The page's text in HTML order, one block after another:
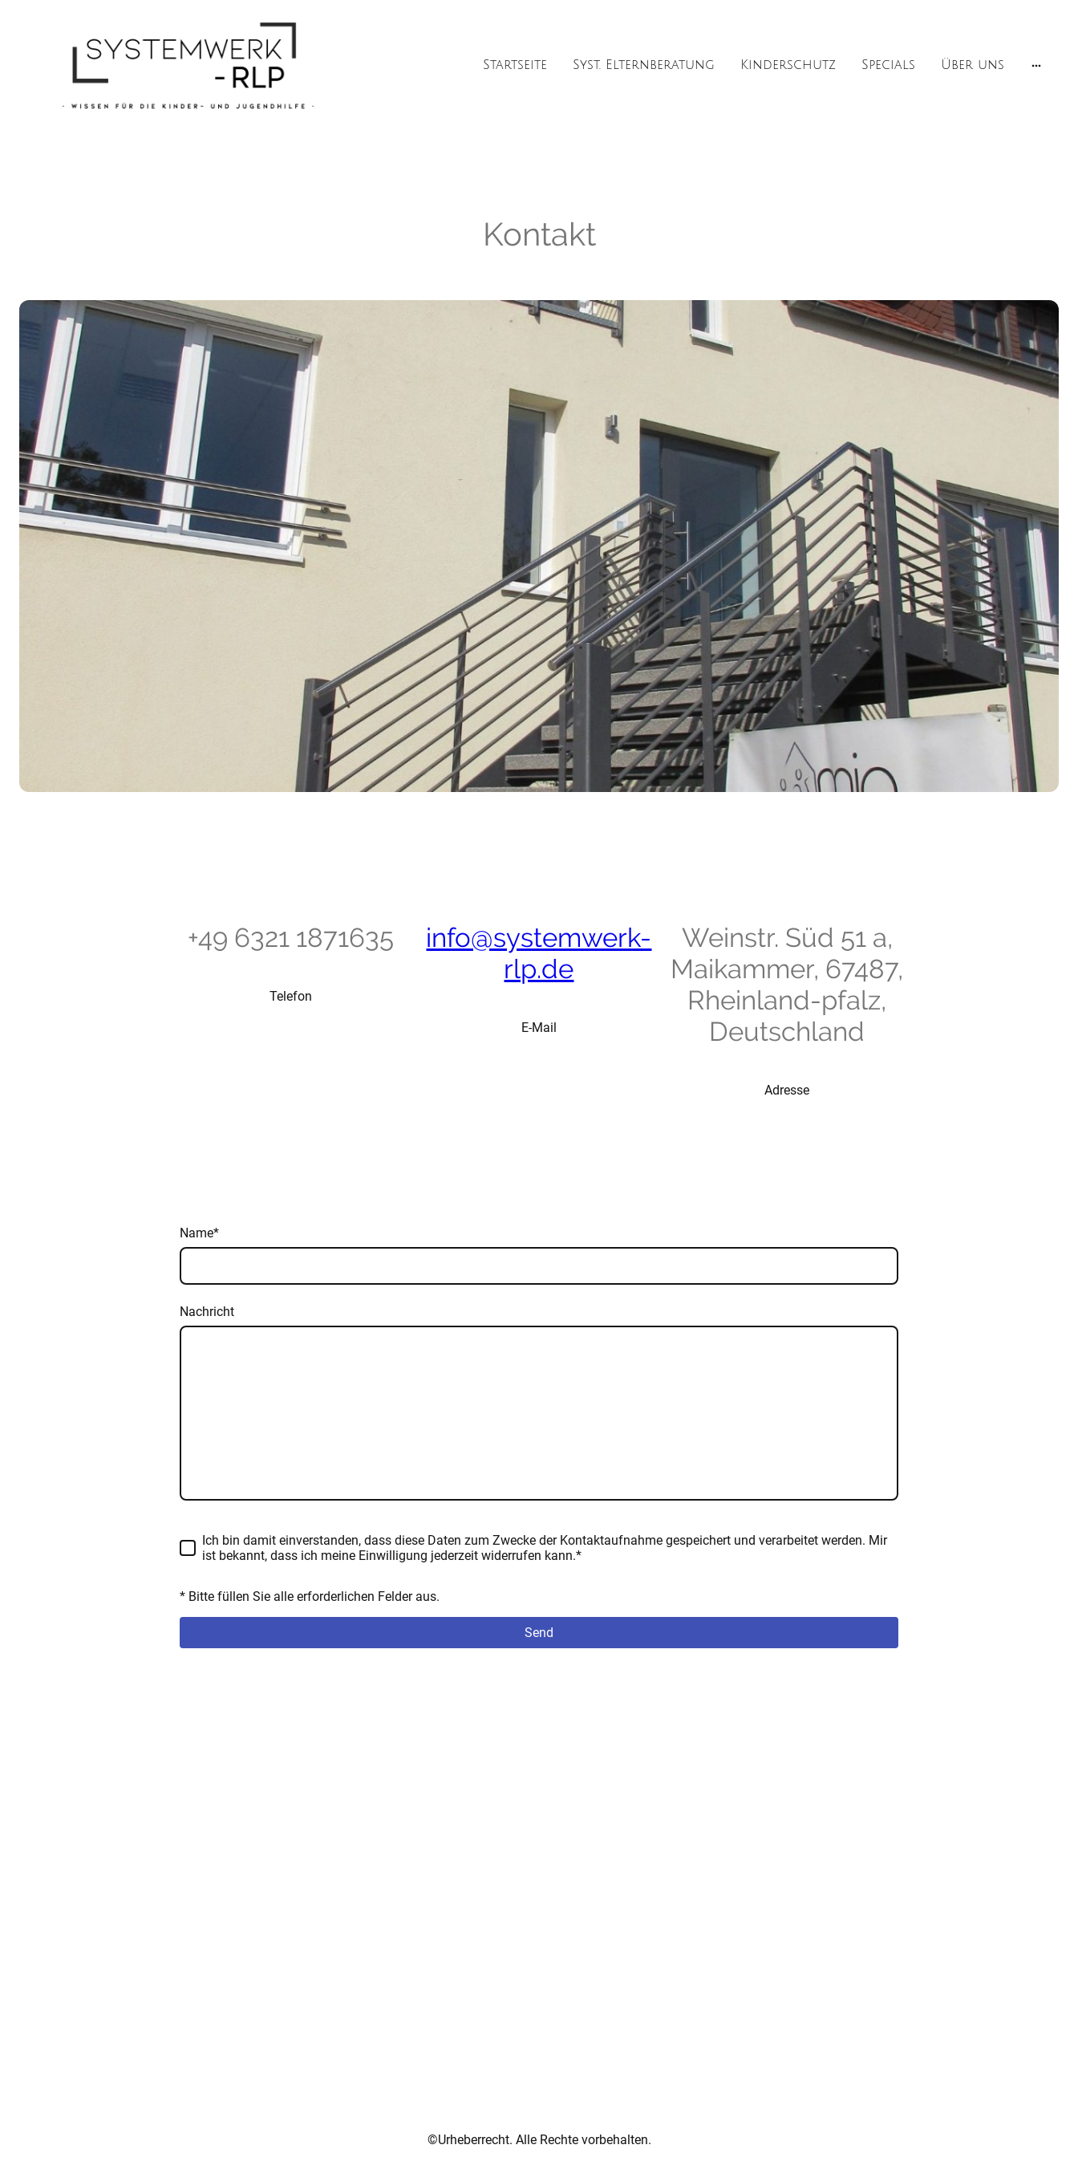
Startseite Syst. Elternberatung Kinderschutz Specials Über uns
Kontakt
+49 6321 1871635
Telefon
info@systemwerk-
rlp.de
E-Mail
Weinstr. Süd 51 a,
Maikammer, 67487,
Rheinland-pfalz,
Deutschland
Adresse
Name*
Nachricht
Ich bin damit einverstanden, dass diese Daten zum Zwecke der Kontaktaufnahme gespeichert und verarbeitet werden. Mir
ist bekannt, dass ich meine Einwilligung jederzeit widerrufen kann.*
* Bitte füllen Sie alle erforderlichen Felder aus.
Send
©Urheberrecht. Alle Rechte vorbehalten.